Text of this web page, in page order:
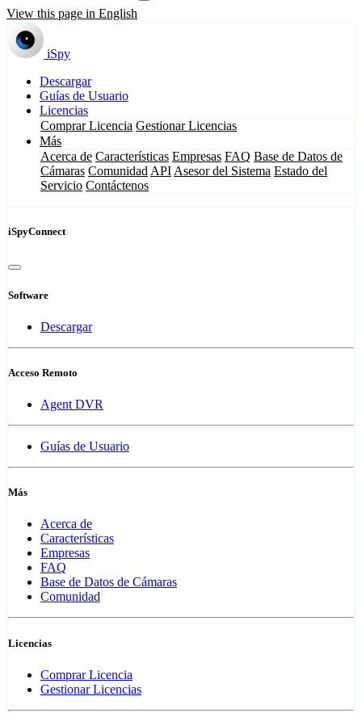
View this page in English
iSpy
Descargar
Guías de Usuario
Licencias
Comprar Licencia Gestionar Licencias
Más
Acerca de Características Empresas FAQ Base de Datos de
Cámaras Comunidad API Asesor del Sistema Estado del
Servicio Contáctenos
iSpyConnect
Software
Descargar
Acceso Remoto
Agent DVR
Guías de Usuario
Más
Acerca de
Características
Empresas
FAQ
Base de Datos de Cámaras
Comunidad
Licencias
Comprar Licencia
Gestionar Licencias